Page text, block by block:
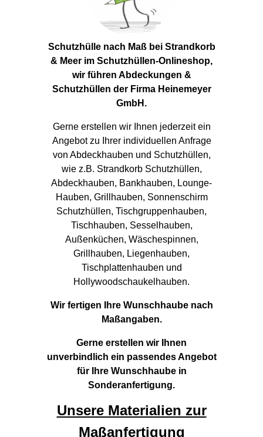
Schutzhülle nach Maß bei Strandkorb
& Meer im Schutzhüllen-Onlineshop,
wir führen Abdeckungen &
Schutzhüllen der Firma Heinemeyer
GmbH.
Gerne erstellen wir Ihnen jederzeit ein
Angebot zu Ihrer individuellen Anfrage
von Abdeckhauben und Schutzhüllen,
wie z.B. Strandkorb Schutzhüllen,
Abdeckhauben, Bankhauben, Lounge-
Hauben, Grillhauben, Sonnenschirm
Schutzhüllen, Tischgruppenhauben,
Tischhauben, Sesselhauben,
Außenküchen, Wäschespinnen,
Grillhauben, Liegenhauben,
Tischplattenhauben und
Hollywoodschaukelhauben.
Wir fertigen Ihre Wunschhaube nach
Maßangaben.
Gerne erstellen wir Ihnen
unverbindlich ein passendes Angebot
für Ihre Wunschhaube in
Sonderanfertigung.
Unsere Materialien zur
Maßanfertigung